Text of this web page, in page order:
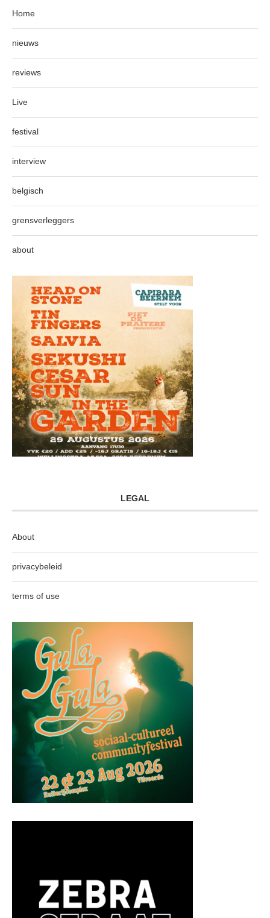
Home
nieuws
reviews
Live
festival
interview
belgisch
grensverleggers
about
LEGAL
About
privacybeleid
terms of use